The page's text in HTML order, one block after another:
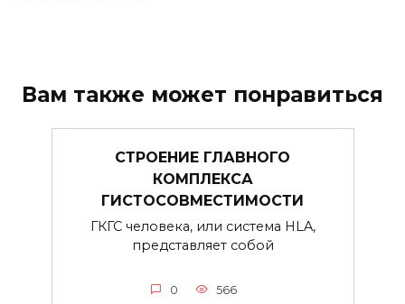
Вам также может понравиться
СТРОЕНИЕ ГЛАВНОГО
КОМПЛЕКСА
ГИСТОСОВМЕСТИМОСТИ
ГКГС человека, или система HLA,
представляет собой
0 566